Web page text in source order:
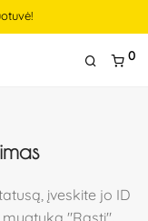
0
įveskite jo ID
"Rasti".